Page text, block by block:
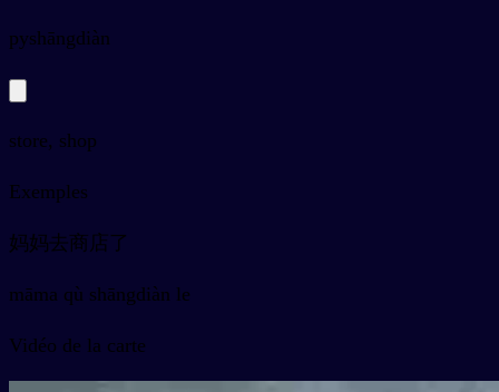
pyshāngdiàn
store, shop
Exemples
妈妈去商店了
māma qù shāngdiàn le
Vidéo de la carte